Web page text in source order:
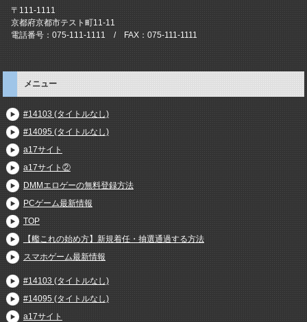
〒111-1111
京都府京都市テスト町11-11
電話番号：075-111-1111 / FAX：075-111-1111
メニュー
#14103 (タイトルなし)
#14095 (タイトルなし)
a17サイト
a17サイト②
DMMエロゲーの無料登録方法
PCゲーム最新情報
TOP
【艦これの始め方】新規着任・抽選通過する方法
スマホゲーム最新情報
#14103 (タイトルなし)
#14095 (タイトルなし)
a17サイト